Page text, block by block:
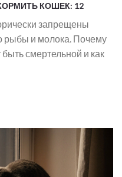
КОШЕК: 12
запрещены
рыбы и молока. Почему
смертельной и как